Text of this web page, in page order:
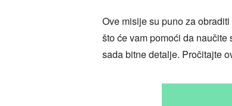
Ove misije su puno za
što će vam pomoći da
sada bitne detalje. Pročitajte